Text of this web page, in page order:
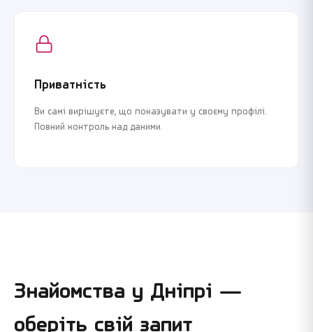
Приватність
Ви самі вирішуєте, що показувати у своєму профілі.
Повний контроль над даними.
Знайомства у Дніпрі —
оберіть свій запит